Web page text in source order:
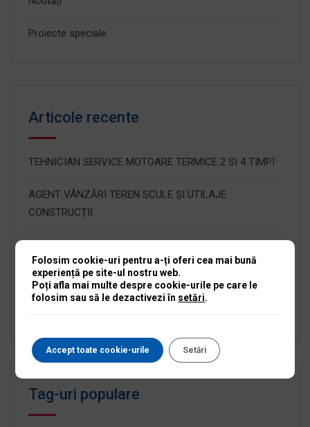
Proiecte speciale
Articole recente
TEHNICIAN SERVICE MOTOARE TERMICE 2 SI 4 TIMPI
AGENT VÂNZĂRI TEREN SCULE ȘI UTILAJE
CONSTRUCȚII
RECEPȚIONER SERVICE SCULE ȘI UTILAJE
Tag-uri populare
Folosim cookie-uri pentru a-ți oferi cea mai bună
experiență pe site-ul nostru web.
Poți afla mai multe despre cookie-urile pe care le
folosim sau să le dezactivezi în setări.
Accept toate cookie-urile Setări